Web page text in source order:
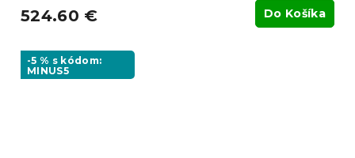
524.60 € Do Košíka
-5 % s kódom:
MINUS5